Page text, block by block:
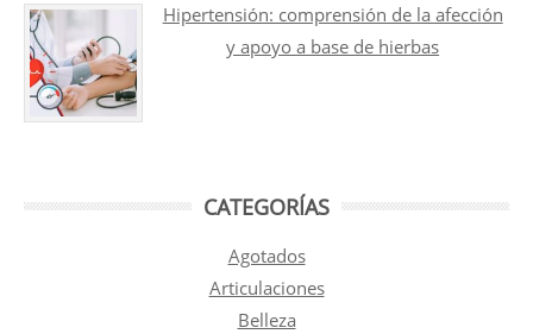
Hipertensión: comprensión de la afección
y apoyo a base de hierbas
CATEGORÍAS
Agotados
Articulaciones
Belleza